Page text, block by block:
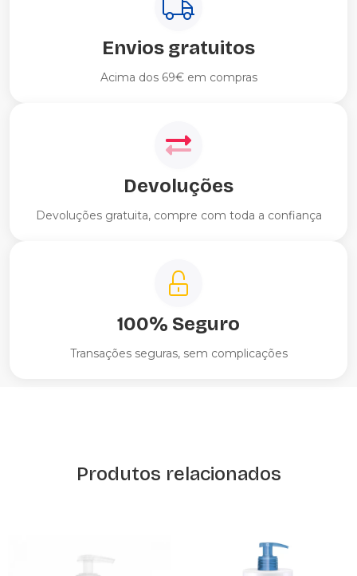
Envios gratuitos
Acima dos 69€ em compras
Devoluções
Devoluções gratuita, compre com toda a confiança
100% Seguro
Transações seguras, sem complicações
Produtos relacionados